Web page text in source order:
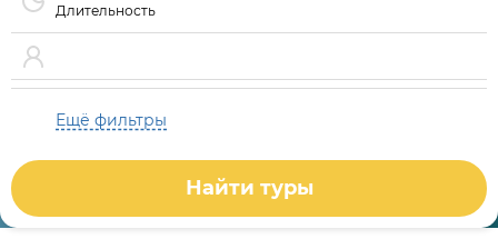
Длительность
Ещё фильтры
Найти туры